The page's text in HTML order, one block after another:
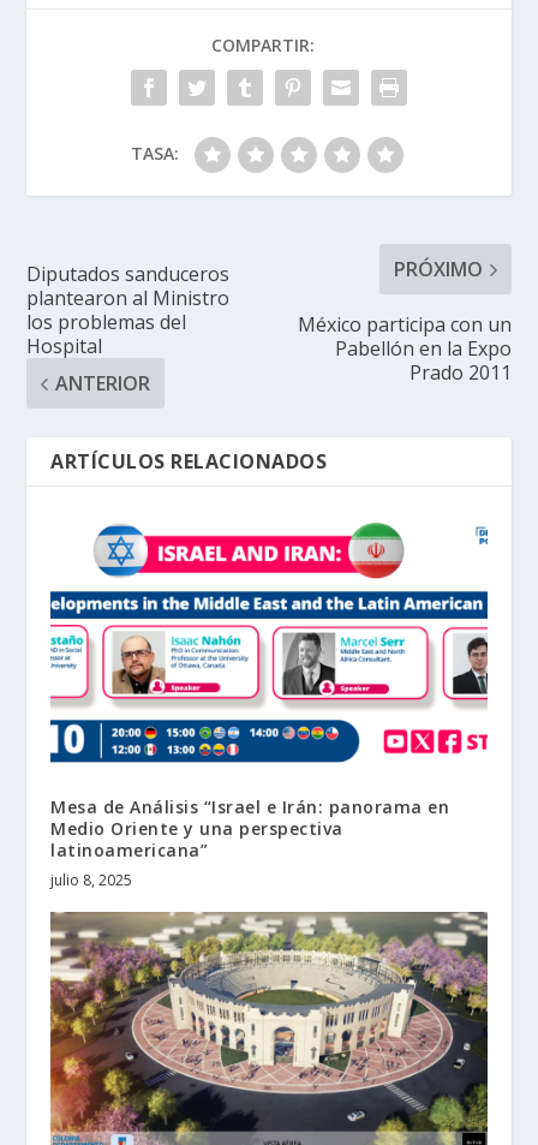
COMPARTIR:
TASA:
Diputados sanduceros
plantearon al Ministro
los problemas del
Hospital
ANTERIOR
PRÓXIMO
México participa con un
Pabellón en la Expo
Prado 2011
ARTÍCULOS RELACIONADOS
Mesa de Análisis “Israel e Irán: panorama en
Medio Oriente y una perspectiva
latinoamericana”
julio 8, 2025